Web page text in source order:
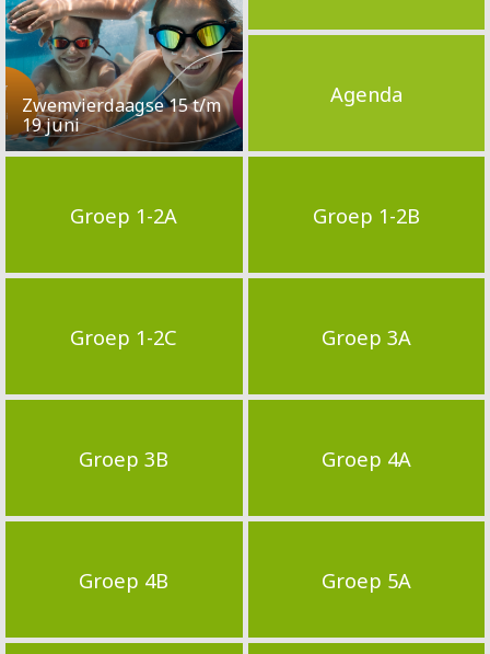
Zwemvierdaagse 15 t/m
19 juni
Agenda
Groep 1-2A Groep 1-2B
Groep 1-2C Groep 3A
Groep 3B Groep 4A
Groep 4B Groep 5A